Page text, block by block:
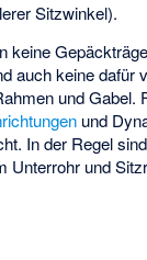
Sitzwinkel).
keine
auch keine dafür
und Gabel.
und
In der Regel
Unterrohr und